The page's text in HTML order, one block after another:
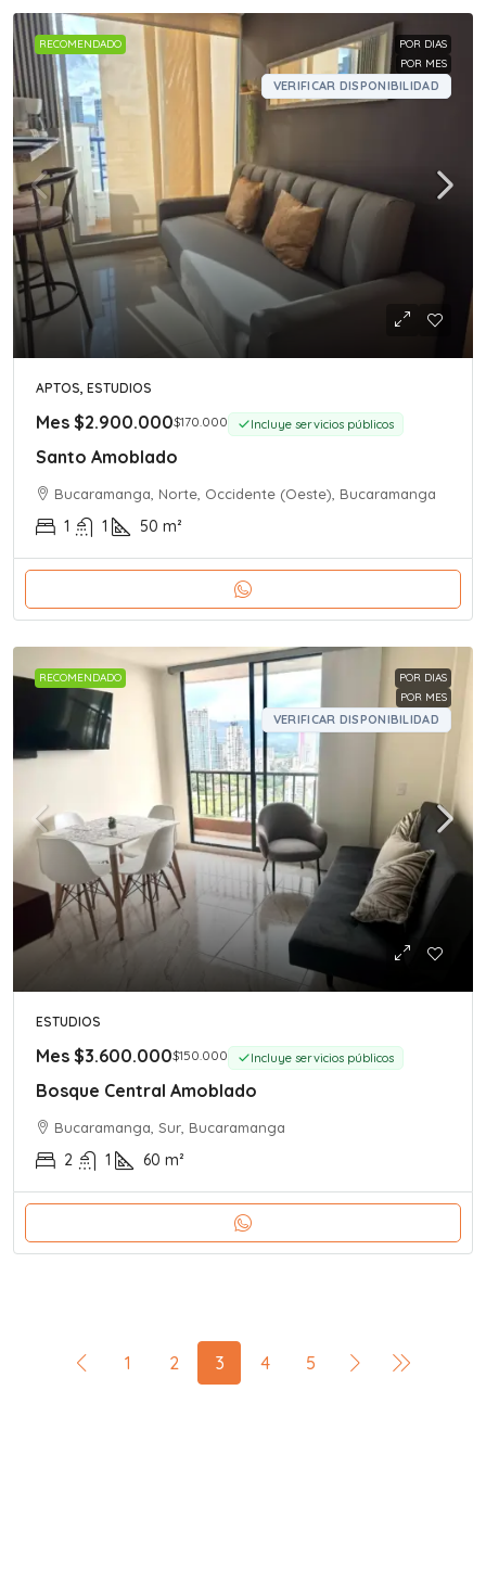
RECOMENDADO
POR DIAS
POR MES
VERIFICAR DISPONIBILIDAD
APTOS, ESTUDIOS
Mes $2.900.000$170.000 Incluye servicios públicos
Santo Amoblado
Bucaramanga, Norte, Occidente (Oeste), Bucaramanga
1 1 50 m²
RECOMENDADO
POR DIAS
POR MES
VERIFICAR DISPONIBILIDAD
ESTUDIOS
Mes $3.600.000$150.000 Incluye servicios públicos
Bosque Central Amoblado
Bucaramanga, Sur, Bucaramanga
2 1 60 m²
1 2 3 4 5